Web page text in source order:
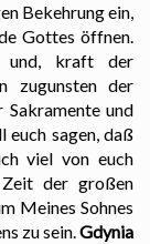
Bekehrung ein,
Gottes öffnen.
und, kraft der
zugunsten der
und
sagen, daß
viel von euch
der großen
Meines Sohnes
zu sein.Gdynia